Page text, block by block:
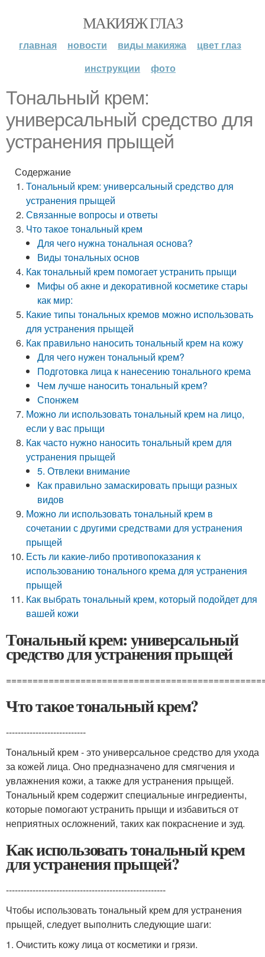
МАКИЯЖ ГЛАЗ
главная новости виды макияжа
цвет глаз
инструкции
фото
Тональный крем:
универсальный средство для
устранения прыщей
Содержание
Тональный крем: универсальный средство для
устранения прыщей
Связанные вопросы и ответы
Что такое тональный крем
Для чего нужна тональная основа?
Виды тональных основ
Как тональный крем помогает устранить прыщи
Мифы об акне и декоративной косметике стары
как мир:
Какие типы тональных кремов можно использовать
для устранения прыщей
Как правильно наносить тональный крем на кожу
Для чего нужен тональный крем?
Подготовка лица к нанесению тонального крема
Чем лучше наносить тональный крем?
Спонжем
Можно ли использовать тональный крем на лицо,
если у вас прыщи
Как часто нужно наносить тональный крем для
устранения прыщей
5. Отвлеки внимание
Как правильно замаскировать прыщи разных
видов
Можно ли использовать тональный крем в
сочетании с другими средствами для устранения
прыщей
Есть ли какие-либо противопоказания к
использованию тонального крема для устранения
прыщей
Как выбрать тональный крем, который подойдет для
вашей кожи
Тональный крем: универсальный
средство для устранения прыщей
Что такое тональный крем?
---------------------------
Тональный крем - это универсальное средство для ухода
за кожей лица. Оно предназначено для смягчения и
увлажнения кожи, а также для устранения прыщей.
Тональный крем содержит специальные ингредиенты,
которые помогают устранить прыщи и избавиться от
неприятных осложнений, таких как покраснение и зуд.
Как использовать тональный крем
для устранения прыщей?
------------------------------------------------------
Чтобы использовать тональный крем для устранения
прыщей, следует выполнить следующие шаги:
1. Очистить кожу лица от косметики и грязи.